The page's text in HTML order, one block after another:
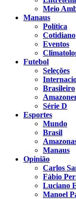
Meio
Manaus
Política
Cotidiano
Eventos
Futebol
Seleções
Brasileiro
Série D
Esportes
Mundo
Brasil
Manaus
Opinião
Carlos
Fábio
Luciano
Manoel